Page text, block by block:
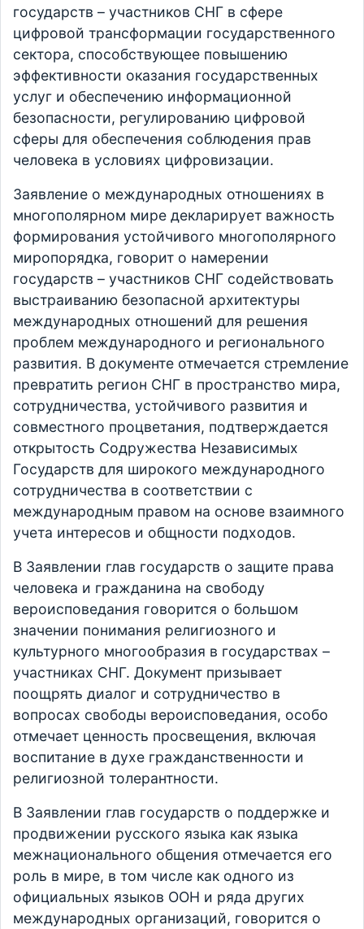
государств – участников СНГ в сфере
цифровой трансформации государственного
сектора, способствующее повышению
эффективности оказания государственных
услуг и обеспечению информационной
безопасности, регулированию цифровой
сферы для обеспечения соблюдения прав
человека в условиях цифровизации.
Заявление о международных отношениях в
многополярном мире декларирует важность
формирования устойчивого многополярного
миропорядка, говорит о намерении
государств – участников СНГ содействовать
выстраиванию безопасной архитектуры
международных отношений для решения
проблем международного и регионального
развития. В документе отмечается стремление
превратить регион СНГ в пространство мира,
сотрудничества, устойчивого развития и
совместного процветания, подтверждается
открытость Содружества Независимых
Государств для широкого международного
сотрудничества в соответствии с
международным правом на основе взаимного
учета интересов и общности подходов.
В Заявлении глав государств о защите права
человека и гражданина на свободу
вероисповедания говорится о большом
значении понимания религиозного и
культурного многообразия в государствах –
участниках СНГ. Документ призывает
поощрять диалог и сотрудничество в
вопросах свободы вероисповедания, особо
отмечает ценность просвещения, включая
воспитание в духе гражданственности и
религиозной толерантности.
В Заявлении глав государств о поддержке и
продвижении русского языка как языка
межнационального общения отмечается его
роль в мире, в том числе как одного из
официальных языков ООН и ряда других
международных организаций, говорится о